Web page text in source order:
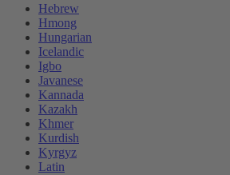
Hebrew
Hmong
Hungarian
Icelandic
Igbo
Javanese
Kannada
Kazakh
Khmer
Kurdish
Kyrgyz
Latin